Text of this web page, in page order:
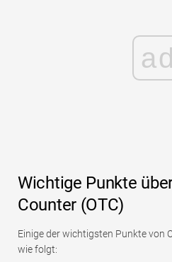
ad
Wichtige Punkte
Counter (OTC)
Einige der wichtigsten Punkte von
wie folgt: